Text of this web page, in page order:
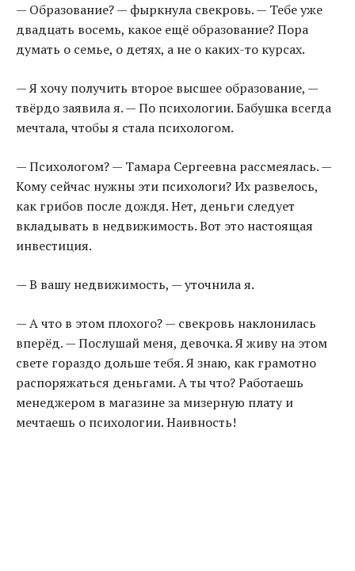
— Образование? — фыркнула свекровь. — Тебе уже
двадцать восемь, какое ещё образование? Пора
думать о семье, о детях, а не о каких-то курсах.
— Я хочу получить второе высшее образование, —
твёрдо заявила я. — По психологии. Бабушка всегда
мечтала, чтобы я стала психологом.
— Психологом? — Тамара Сергеевна рассмеялась. —
Кому сейчас нужны эти психологи? Их развелось,
как грибов после дождя. Нет, деньги следует
вкладывать в недвижимость. Вот это настоящая
инвестиция.
— В вашу недвижимость, — уточнила я.
— А что в этом плохого? — свекровь наклонилась
вперёд. — Послушай меня, девочка. Я живу на этом
свете гораздо дольше тебя. Я знаю, как грамотно
распоряжаться деньгами. А ты что? Работаешь
менеджером в магазине за мизерную плату и
мечтаешь о психологии. Наивность!